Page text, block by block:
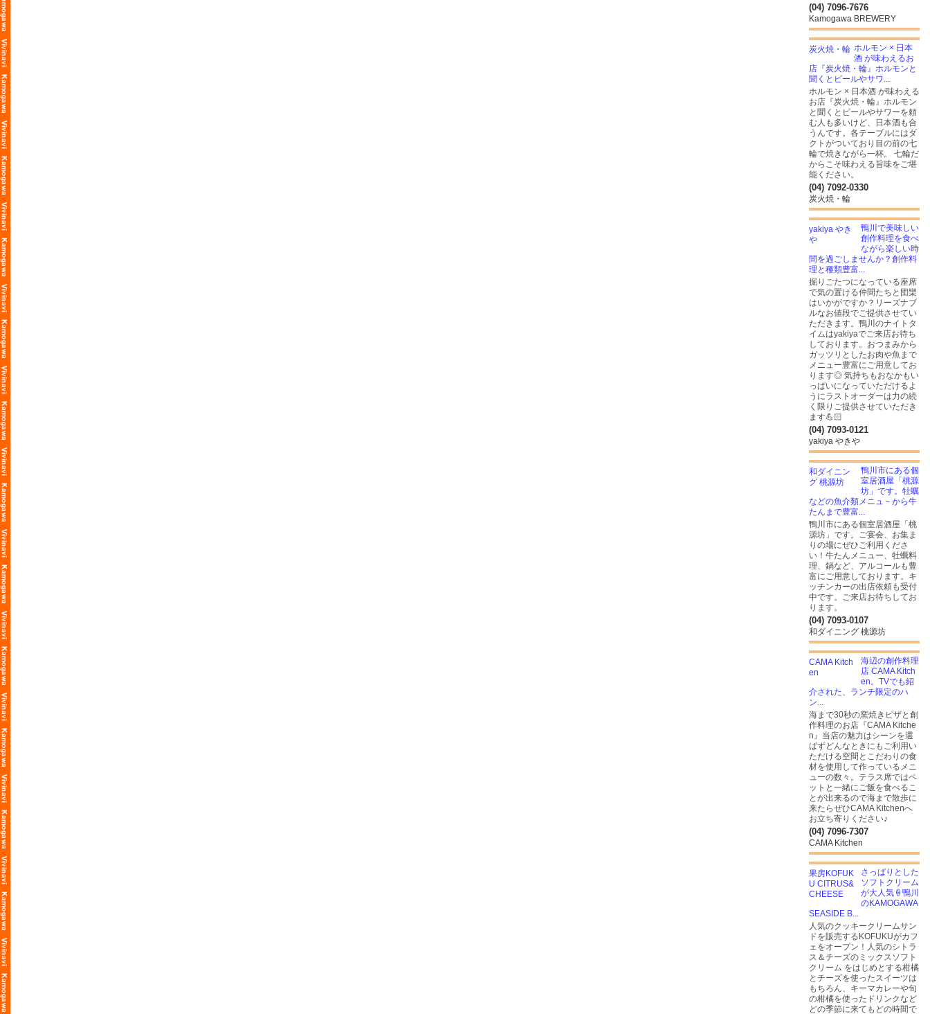
(04) 7096-7676
Kamogawa BREWERY
ホルモン × 日本
酒 が味わえるお
店『炭火焼・輪』ホルモンと
聞くとビールやサワ...
ホルモン × 日本酒 が味わえる
お店『炭火焼・輪』ホルモン
と聞くとビールやサワーを頼
む人も多いけど、日本酒も合
うんです。各テーブルにはダ
クトがついており目の前の七
輪で焼きながら一杯。 七輪だ
からこそ味わえる旨味をご堪
能ください。
(04) 7092-0330
炭火焼・輪
鴨川で美味しい
創作料理を食べ
ながら楽しい時
間を過ごしませんか？創作料
理と種類豊富...
掘りごたつになっている座席
で気の置ける仲間たちと団欒
はいかがですか？リーズナブ
ルなお値段でご提供させてい
ただきます。鴨川のナイトタ
イムはyakiyaでご来店お待ち
しております。おつまみから
ガッツリとしたお肉や魚まで
メニュー豊富にご用意してお
ります◎ 気持ちもおなかもい
っぱいになっていただけるよ
うにラストオーダーは力の続
く限りご提供させていただき
ます💪🏻
(04) 7093-0121
yakiya やきや
鴨川市にある個
室居酒屋「桃源
坊」です。牡蠣
などの魚介類メニュ－から牛
たんまで豊富...
鴨川市にある個室居酒屋「桃
源坊」です。ご宴会、お集ま
りの場にぜひご利用くださ
い！牛たんメニュー、牡蠣料
理、鍋など、アルコールも豊
富にご用意しております。キ
ッチンカーの出店依頼も受付
中です。ご来店お待ちしてお
ります。
(04) 7093-0107
和ダイニング 桃源坊
海辺の創作料理
店 CAMA Kitch
en。TVでも紹
介された、ランチ限定のハ
ン...
海まで30秒の窯焼きピザと​創
作料理のお店『CAMA Kitche
n』当店の魅力はシーンを選
ばずどんなときにもご利用い
ただける空間とこだわりの食
材を使用して作っているメニ
ューの数々。テラス席ではペ
ットと一緒にご飯を食べるこ
とが出来るので海まで散歩に
来たらぜひCAMA Kitchenへ
お立ち寄りください♪
(04) 7096-7307
CAMA Kitchen
さっぱりとした
ソフトクリーム
が大人気🍦鴨川
のKAMOGAWA
SEASIDE B...
人気のクッキークリームサン
ドを販売するKOFUKUがカフ
ェをオープン！人気のシトラ
ス＆チーズのミックスソフト
クリーム をはじめとする柑橘
とチーズを使ったスイーツは
もちろん、キーマカレーや旬
の柑橘を使ったドリンクなど
どの季節に来てもどの時間で